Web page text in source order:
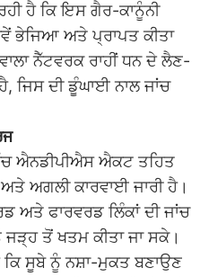
ਹੈ ਕਿ ਇਸ ਗੈਰ-ਕਾਨੂੰਨੀ
ਭੇਜਿਆ ਅਤੇ ਪ੍ਰਾਪਤ ਕੀਤਾ
ਨੈੱਟਵਰਕ ਰਾਹੀਂ ਧਨ ਦੇ ਲੈਣ-
ਜਿਸ ਦੀ ਡੂੰਘਾਈ ਨਾਲ ਜਾਂਚ
ਐਨਡੀਪੀਐਸ ਐਕਟ ਤਹਿਤ
ਅਗਲੀ ਕਾਰਵਾਈ ਜਾਰੀ ਹੈ।
ਅਤੇ ਫਾਰਵਰਡ ਲਿੰਕਾਂ ਦੀ ਜਾਂਚ
ਤੋਂ ਖਤਮ ਕੀਤਾ ਜਾ ਸਕੇ।
ਸੂਬੇ ਨੂੰ ਨਸ਼ਾ-ਮੁਕਤ ਬਣਾਉਣ